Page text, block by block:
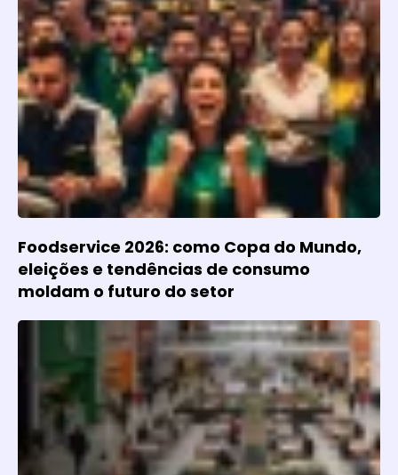
Foodservice 2026: como Copa do Mundo,
eleições e tendências de consumo
moldam o futuro do setor